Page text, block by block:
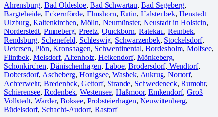
Ahrensburg, Bad Oldesloe, Bad Schwartau, Bad Segeberg,
Bargteheide, Eckernförde, Elmshorn, Eutin, Halstenbek, Henstedt-
Ulzburg, Kaltenkirchen, Mölln, Neumünster, Neustadt in Holstein,
Norderstedt, Pinneberg, Preetz, Quickborn, Ratekau, Reinbek,
Rendsburg, Schenefeld, Schleswig, Schwarzenbek, Stockelsdorf,
Uetersen, Plön, Kronshagen, Schwentinental, Bordesholm, Molfsee,
Flintbek, Melsdorf, Altenholz, Heikendorf, Mönkeberg,
Schönkirchen, Dänischenhagen, Laboe, Brodersdorf, Wendtorf,
Dobersdorf, Ascheberg, Honigsee, Wasbek, Aukrug, Nortorf,
Achterwehr, Bredenbek, Gettorf, Strande, Schwedeneck, Rumohr,
Schierensee, Rodenbek, Westensee, Haßmoor, Emkendorf, Groß
Vollstedt, Warder, Boksee, Probsteierhagen, Neuwittenberg,
Büdelsdorf, Schacht-Audorf, Rastorf